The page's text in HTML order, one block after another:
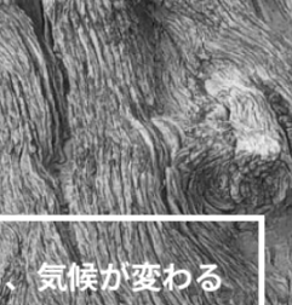
気候が変わる